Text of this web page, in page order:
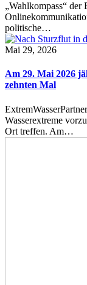
„Wahlkompass“ der
politische…
Mai 29, 2026
Am 29. Mai 2026
zehnten Mal
Wasserextreme
Ort treffen. Am…